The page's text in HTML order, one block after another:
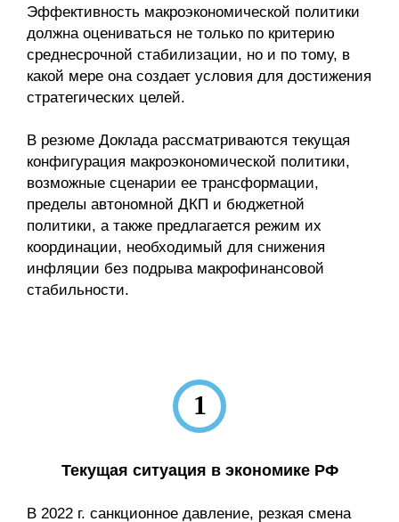
Центр «Климатическая политика и
экономика России»
Образование и карьера
Кафедра МАДИ
Об аспирантуре
Поступление
Нормативные документы
Диссертационный совет
О совете
Материалы
Эффективность макроэкономической политики
должна оцениваться не только по критерию
среднесрочной стабилизации, но и по тому, в
какой мере она создает условия для достижения
стратегических целей.
В резюме Доклада рассматриваются текущая
конфигурация макроэкономической политики,
возможные сценарии ее трансформации,
пределы автономной ДКП и бюджетной
политики, а также предлагается режим их
координации, необходимый для снижения
инфляции без подрыва макрофинансовой
стабильности.
1
Текущая ситуация в экономике РФ
В 2022 г. санкционное давление, резкая смена